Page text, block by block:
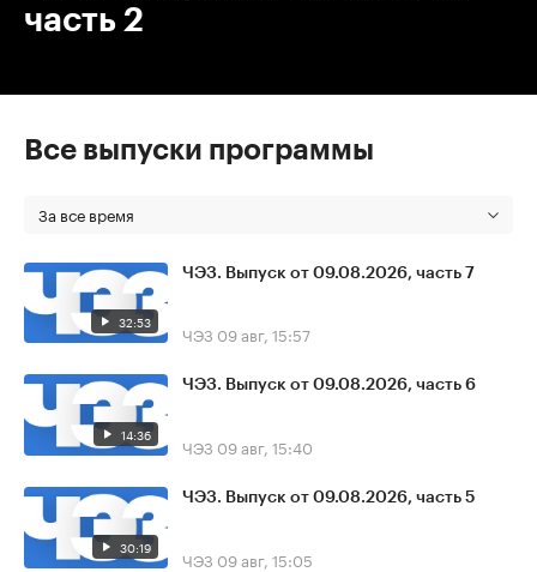
часть 2
Все выпуски программы
За все время
32:53
ЧЭЗ. Выпуск от 09.08.2026, часть 7
ЧЭЗ 09 авг, 15:57
14:36
ЧЭЗ. Выпуск от 09.08.2026, часть 6
ЧЭЗ 09 авг, 15:40
30:19
ЧЭЗ. Выпуск от 09.08.2026, часть 5
ЧЭЗ 09 авг, 15:05